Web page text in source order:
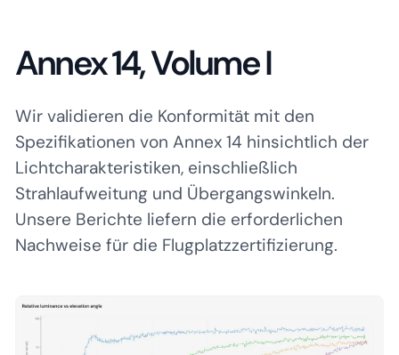
Annex 14, Volume I
Wir validieren die Konformität mit den
Spezifikationen von Annex 14 hinsichtlich der
Lichtcharakteristiken, einschließlich
Strahlaufweitung und Übergangswinkeln.
Unsere Berichte liefern die erforderlichen
Nachweise für die Flugplatzzertifizierung.